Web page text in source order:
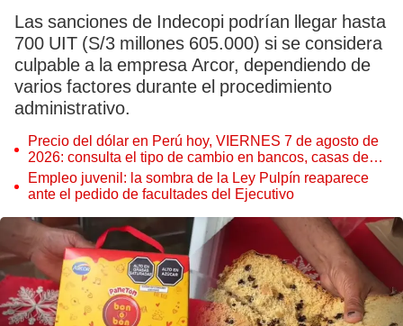
Las sanciones de Indecopi podrían llegar hasta
700 UIT (S/3 millones 605.000) si se considera
culpable a la empresa Arcor, dependiendo de
varios factores durante el procedimiento
administrativo.
Precio del dólar en Perú hoy, VIERNES 7 de agosto de
2026: consulta el tipo de cambio en bancos, casas de
cambio y plataformas digitales
Empleo juvenil: la sombra de la Ley Pulpín reaparece
ante el pedido de facultades del Ejecutivo